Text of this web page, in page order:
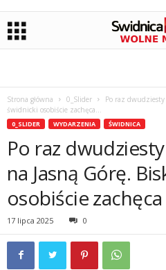
Strona główna 0_Slider
Po raz
świdnicki osobiście zachęca...
0_SLIDER WYDARZENIA ŚWIDNICA
Po raz
na Jasną Górę.
osobiście
17 lipca 2025 0